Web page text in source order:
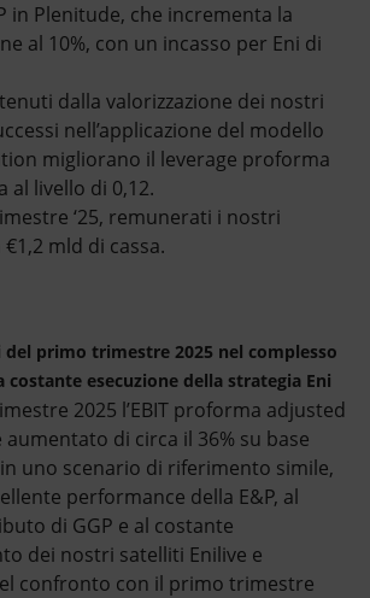
in Plenitude, che incrementa la
al 10%, con un incasso per Eni di
dalla valorizzazione dei nostri
nell’applicazione del modello
migliorano il leverage proforma
al livello di 0,12.
‘25, remunerati i nostri
mld di cassa.
primo trimestre 2025 nel complesso
esecuzione della strategia Eni
2025 l’EBIT proforma adjusted
aumentato di circa il 36% su base
uno scenario di riferimento simile,
performance della E&P, al
di GGP e al costante
dei nostri satelliti Enilive e
confronto con il primo trimestre